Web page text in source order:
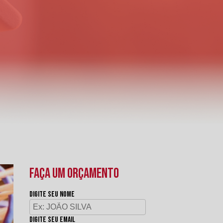
FAÇA UM ORÇAMENTO
Digite seu nome
Digite seu email